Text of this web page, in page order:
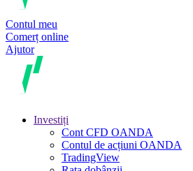
Contul meu
Comerț online
Ajutor
Investiți
Cont CFD OANDA
Contul de acțiuni OANDA
TradingView